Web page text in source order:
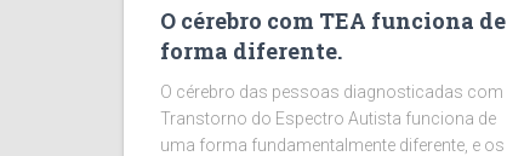
O cérebro com TEA funciona de
forma diferente.
O cérebro das pessoas diagnosticadas com
Transtorno do Espectro Autista funciona de
uma forma fundamentalmente diferente, e os